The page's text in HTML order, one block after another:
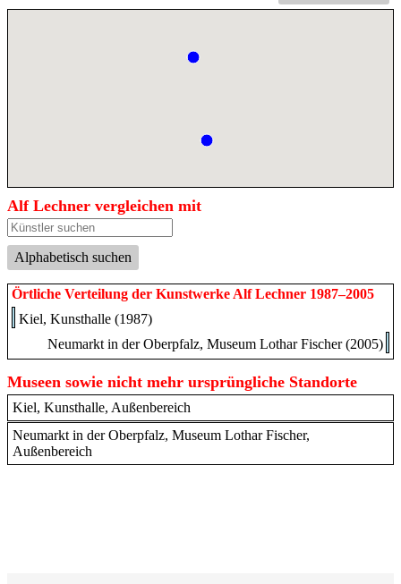
Alf Lechner vergleichen mit
Alphabetisch suchen
Örtliche Verteilung der Kunstwerke Alf Lechner 1987–2005
Kiel, Kunsthalle (1987)
Neumarkt in der Oberpfalz, Museum Lothar Fischer (2005)
Museen sowie nicht mehr ursprüngliche Standorte
Kiel, Kunsthalle, Außenbereich
Neumarkt in der Oberpfalz, Museum Lothar Fischer,
Außenbereich